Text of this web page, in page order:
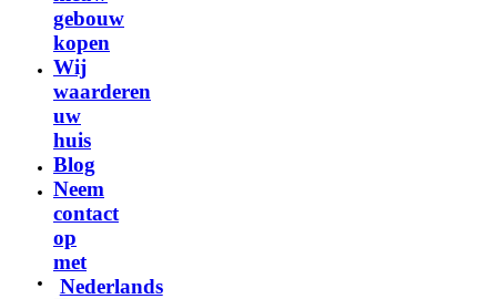
gebouw
kopen
Wij
waarderen
uw
huis
Blog
Neem
contact
op
met
Nederlands